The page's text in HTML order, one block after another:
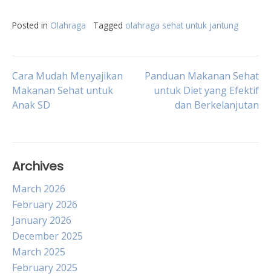
Posted in Olahraga Tagged olahraga sehat untuk jantung
Post
navigation
Cara Mudah Menyajikan
Makanan Sehat untuk
Anak SD
Panduan Makanan Sehat
untuk Diet yang Efektif
dan Berkelanjutan
Archives
March 2026
February 2026
January 2026
December 2025
March 2025
February 2025